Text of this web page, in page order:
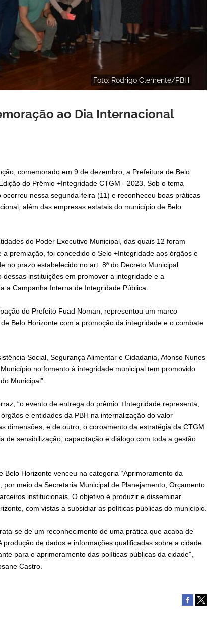
Foto: Rodrigo Clemente/PBH
ao Dia Internacional
comemorado em 9 de dezembro, a Prefeitura de Belo
do Prêmio +Integridade CTGM - 2023. Sob o tema
nessa segunda-feira (11) e reconheceu boas práticas
além das empresas estatais do município de Belo
do Poder Executivo Municipal, das quais 12 foram
premiação, foi concedido o Selo +Integridade aos órgãos e
no prazo estabelecido no art. 8ª do Decreto Municipal
instituições em promover a integridade e a
a Campanha Interna de Integridade Pública.
do Prefeito Fuad Noman, representou um marco
Belo Horizonte com a promoção da integridade e o combate
Social, Segurança Alimentar e Cidadania, Afonso Nunes
no fomento à integridade municipal tem promovido
Municipal”.
“o evento de entrega do prêmio +Integridade representa,
e entidades da PBH na internalização do valor
dimensões, e de outro, o coroamento da estratégia da CTGM
de sensibilização, capacitação e diálogo com toda a gestão
Horizonte venceu na categoria “Aprimoramento da
meio da Secretaria Municipal de Planejamento, Orçamento
institucionais. O objetivo é produzir e disseminar
com vistas a subsidiar as políticas públicas do município.
se de um reconhecimento de uma prática que acaba de
de dados e informações qualificadas sobre a cidade
para o aprimoramento das políticas públicas da cidade",
Castro.